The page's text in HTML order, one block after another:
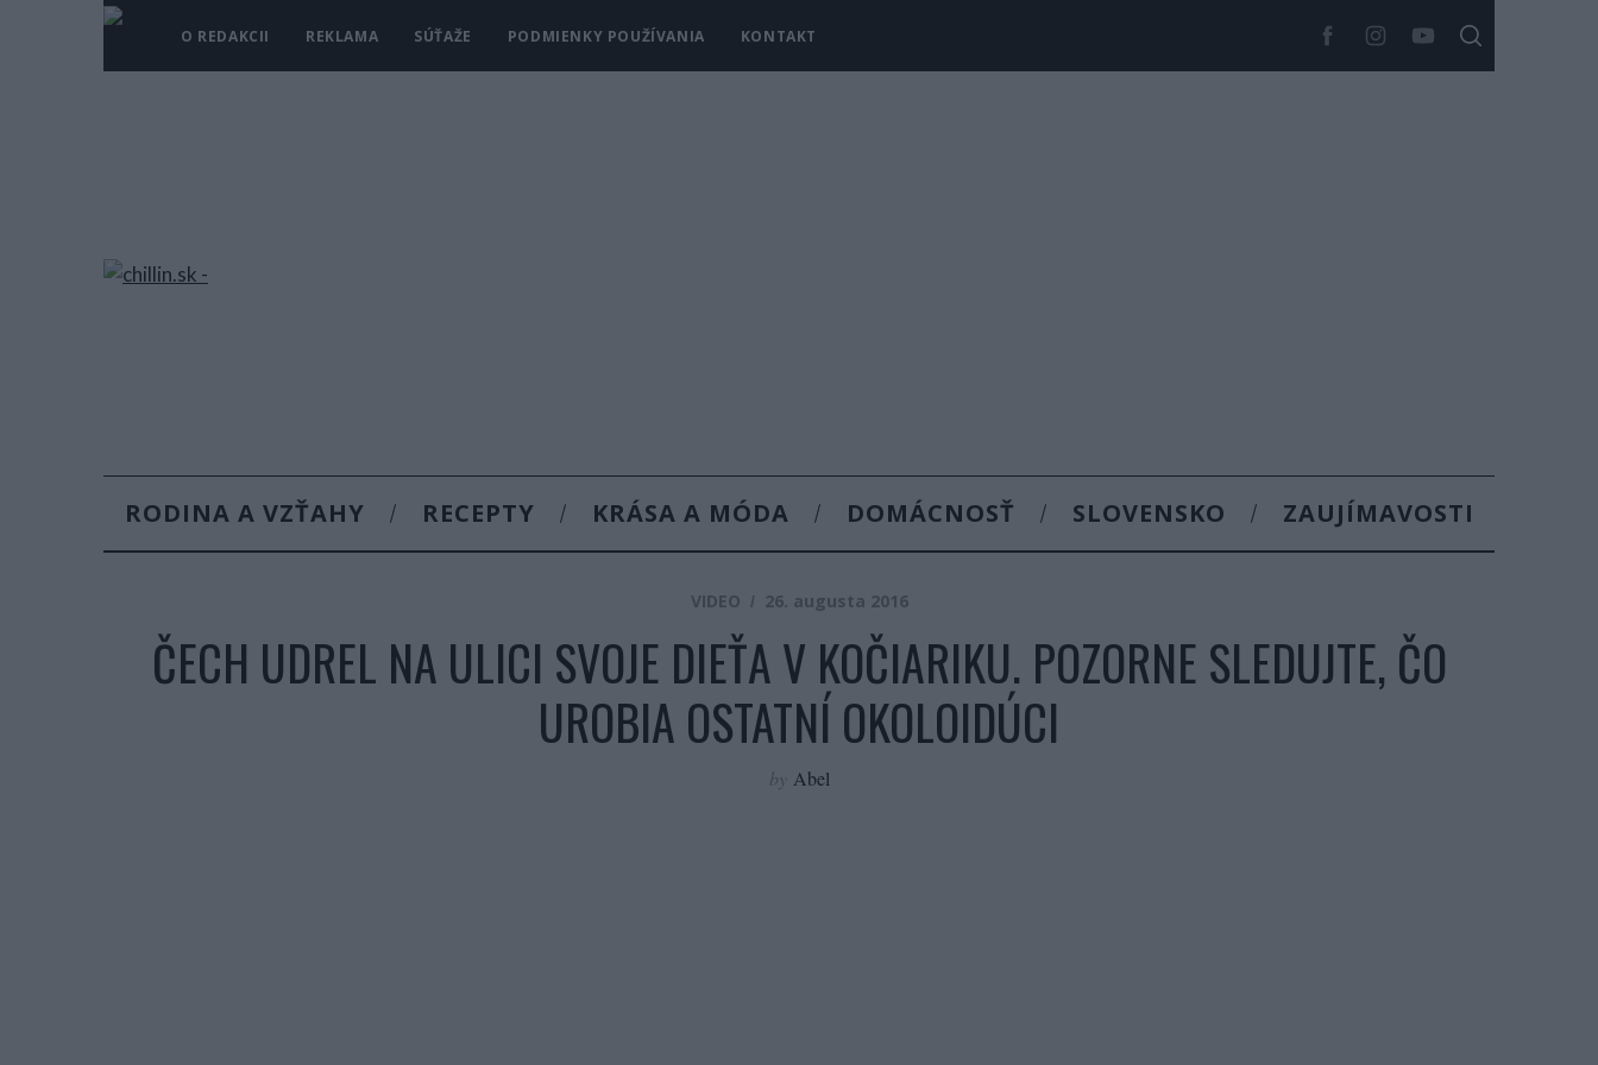
O REDAKCII REKLAMA SÚŤAŽE PODMIENKY POUŽÍVANIA KONTAKT
RODINA A VZŤAHY RECEPTY KRÁSA A MÓDA DOMÁCNOSŤ SLOVENSKO ZAUJÍMAVOSTI
VIDEO 26. augusta 2016
ČECH UDREL NA ULICI SVOJE DIEŤA V KOČIARIKU. POZORNE SLEDUJTE, ČO
UROBIA OSTATNÍ OKOLOIDÚCI
by Abel